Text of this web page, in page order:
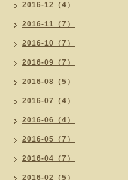
2016-12（4）
2016-11（7）
2016-10（7）
2016-09（7）
2016-08（5）
2016-07（4）
2016-06（4）
2016-05（7）
2016-04（7）
2016-02（5）